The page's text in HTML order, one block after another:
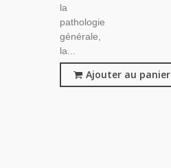
la
pathologie
générale,
la...
Ajouter au panier